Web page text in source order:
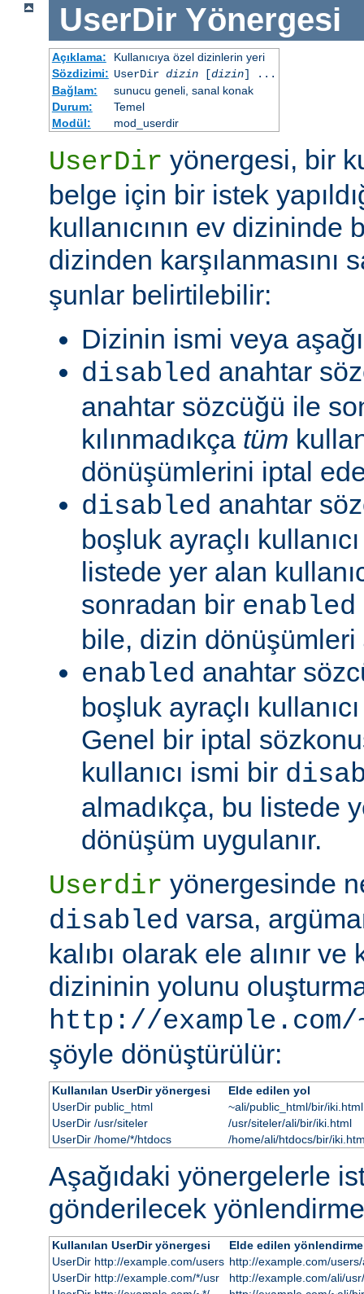
UserDir Yönergesi
Açıklama:
Kullanıcıya özel dizinlerin yeri
Sözdizimi: UserDir dizin[dizin] ...
Bağlam:
sunucu geneli, sanal konak
Durum:
Temel
Modül:
mod_userdir
UserDir yönergesi, bir
belge için bir istek
kullanıcının ev dizininde
dizinden karşılanmasını
şunlar belirtilebilir:
Dizinin ismi veya
disabled anahtar
anahtar sözcüğü ile
kılınmadıkça tüm
dönüşümlerini iptal
disabled anahtar
boşluk ayraçlı
listede yer alan
sonradan bir enabled
bile, dizin dönüşümleri
enabled anahtar
boşluk ayraçlı
Genel bir iptal
kullanıcı ismi bir
almadıkça, bu listede
dönüşüm uygulanır.
Userdir yönergesinde
disabled varsa,
kalıbı olarak ele alınır
dizininin yolunu
http://
şöyle dönüştürülür:
Kullanılan UserDir yönergesi
Elde edilen yol
UserDir public_html
~ali/public_html/bir/iki.html
UserDir /usr/siteler
/usr/siteler/ali/bir/iki.html
UserDir /home/*/htdocs
/home/ali/htdocs/bir/
Aşağıdaki yönergelerle
gönderilecek
Kullanılan UserDir yönergesi
Elde edilen yönlendirme
UserDir http://example.com/users http://example.com/
UserDir http://example.com/*/usr
http://example.com/ali/